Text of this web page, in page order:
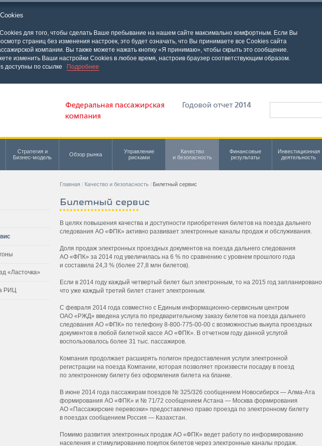
для того, чтобы сделать Ваше пребывание на нашем сайте максимально комфортным. Если Вы
страниц без изменения настроек, это будет означать, что Вы принимаете все Cookies сайта
компании. Вы также можете нажать кнопку «Я принимаю», чтобы скрыть это сообщение.
изменить Ваши настройки Cookies в любое время, настроив браузер соответствующим образом.
доступны по ссылке
Подробнее
Стратегия и
Бизнес-модель
Обзор рынка
Управление
рисками
Качество
и безопасность
Финансовые
результаты
Инвестиционная
деятельность
Главная Качество и безопасность Билетный сервис
«Ласточка»
РИЦ
Билетный сервис
В целях повышения качества и доступности приобретения билетов на поезда дальнего
следования АО «ФПК» активно развивает электронные каналы продаж и обслуживания.
Доля продаж электронных проездных документов на поезда дальнего следования
АО «ФПК» за 2014 год увеличилась на 6 % по сравнению с уровнем прошлого года
и составила 24,3 % (более 27,8 млн билетов).
Если в 2014 году каждый четвертый билет был электронным, то на 2015 год запланировано,
что уже каждый третий билет станет электронным.
С февраля 2014 года совместно с Единым информационно-сервисным центром
ОАО «РЖД» введена услуга по предварительному заказу билетов на поезда дальнего
следования АО «ФПК» по телефону 8-800-775-00-00 с возможностью выкупа проездных
документов в любой билетной кассе АО «ФПК». В отчетном году данной услугой
воспользовалось более 31 тыс. пассажиров.
Компания продолжает расширять полигон предоставления услуги электронной
регистрации на поезда Компании, которая позволяет произвести посадку в поезд
по электронному билету без оформления билета на бланке.
В июне 2014 года пассажирам поездов № 325/326 сообщением Новосибирск — Алма-Ата
формирования АО «ФПК» и № 71/72 сообщением Астана — Москва формирования
АО «Пассажирские перевозки» предоставлено право проезда по электронному билету
в поездах сообщением Россия — Казахстан
Помимо развития электронных продаж АО «ФПК» ведет работу по информированию
населения и стимулированию покупок билетов через электронные каналы продаж.